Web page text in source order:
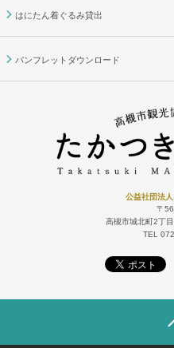
はにたん着ぐるみ貸出
パンフレットダウンロード
公益社団法
〒
高槻市城北町2丁
TEL